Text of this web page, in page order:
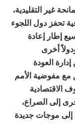
غير التقليدية،
تحفز دول اللجوء
إطار إعادة
أخرى
العودة
مع مفوضية الأمم
الاقتصادية
إلى الصراع،
إلى موجات جديدة